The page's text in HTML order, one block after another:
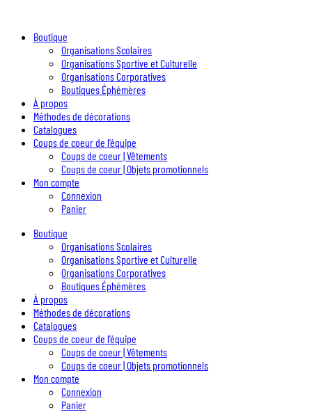
Boutique
Organisations Scolaires
Organisations Sportive et Culturelle
Organisations Corporatives
Boutiques Éphémères
À propos
Méthodes de décorations
Catalogues
Coups de coeur de l’équipe
Coups de coeur | Vêtements
Coups de coeur | Objets promotionnels
Mon compte
Connexion
Panier
Boutique
Organisations Scolaires
Organisations Sportive et Culturelle
Organisations Corporatives
Boutiques Éphémères
À propos
Méthodes de décorations
Catalogues
Coups de coeur de l’équipe
Coups de coeur | Vêtements
Coups de coeur | Objets promotionnels
Mon compte
Connexion
Panier